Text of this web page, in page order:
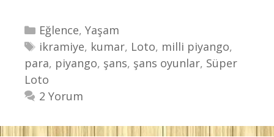
K
a
t
e
g
r
Eğlence, Yaşam
E
t
i
k
t
ikramiye, kumar, Loto, milli piyango,
para, piyango, şans, şans oyunlar, Süper
Loto
2 Yorum